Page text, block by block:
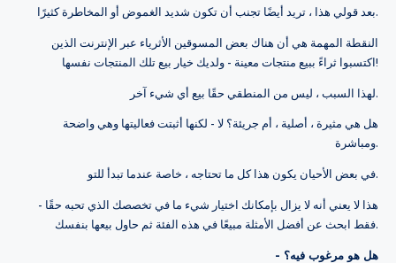
بعد قولي هذا ، تريد أيضًا تجنب أن تكون شديد الغموض أو المخاطرة كثيرًا.
النقطة المهمة هي أن هناك بعض المسوقين الأثرياء عبر الإنترنت الذين
اكتسبوا ثراءً ببيع منتجات معينة - ولديك خيار بيع تلك المنتجات نفسها!
لهذا السبب ، ليس من المنطقي حقًا بيع أي شيء آخر.
هل هي مثيرة ، أصلية ، أم جريئة؟ لا - لكنها أثبتت فعاليتها وهي واضحة
ومباشرة.
في بعض الأحيان يكون هذا كل ما تحتاجه ، خاصة عندما تبدأ للتو.
هذا لا يعني أنه لا يزال بإمكانك اختيار شيء ما في تخصصك الذي تحبه حقًا -
فقط ابحث عن أفضل الأمثلة مبيعًا في هذه الفئة ثم حاول بيعها بنفسك.
- هل هو مرغوب فيه؟